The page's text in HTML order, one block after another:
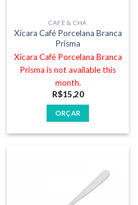
CAFÉ & CHÁ
Xícara Café Porcelana Branca
Prisma
Xícara Café Porcelana Branca
Prisma is not available this
month.
R$15,20
ORÇAR